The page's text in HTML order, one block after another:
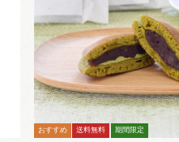
おすすめ 送料無料 期間限定